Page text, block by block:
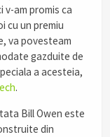
am promis ca
cu un premiu
va povesteam
gazduite de
a acesteia,
.
Bill Owen este
din